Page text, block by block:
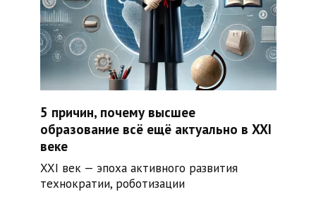
5 причин, почему высшее
образование всё ещё актуально в XXI
веке
XXI век — эпоха активного развития
технократии, роботизации